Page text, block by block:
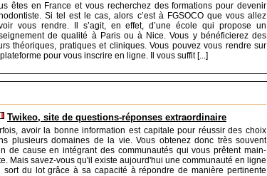
êtes en France et vous recherchez des formations pour devenir
Si tel est le cas, alors c’est à FGSOCO que vous allez
vous rendre. Il s’agit, en effet, d’une école qui propose un
de qualité à Paris ou à Nice. Vous y bénéficierez des
théoriques, pratiques et cliniques. Vous pouvez vous rendre sur
pour vous inscrire en ligne. Il vous suffit [...]
Twikeo, site de questions-réponses extraordinaire
avoir la bonne information est capitale pour réussir des choix
plusieurs domaines de la vie. Vous obtenez donc très souvent
de cause en intégrant des communautés qui vous prêtent main-
Mais savez-vous qu'il existe aujourd'hui une communauté en ligne
sort du lot grâce à sa capacité à répondre de manière pertinente